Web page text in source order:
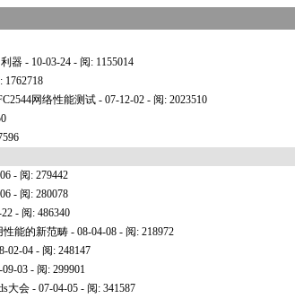
器 - 10-03-24 - 阅: 1155014
1762718
网络性能测试 - 07-12-02 - 阅: 2023510
- 阅: 279442
- 阅: 280078
- 阅: 486340
性能的新范畴 - 08-04-08 - 阅: 218972
02-04 - 阅: 248147
09-03 - 阅: 299901
大会 - 07-04-05 - 阅: 341587